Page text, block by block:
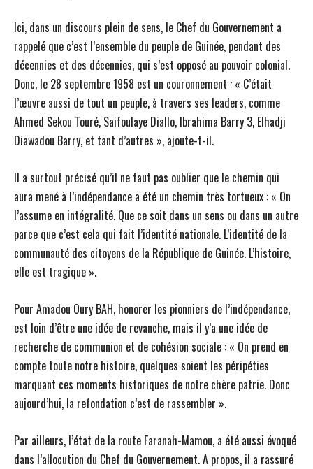
Ici, dans un discours plein de sens, le Chef du Gouvernement a
rappelé que c’est l’ensemble du peuple de Guinée, pendant des
décennies et des décennies, qui s’est opposé au pouvoir colonial.
Donc, le 28 septembre 1958 est un couronnement : « C’était
l’œuvre aussi de tout un peuple, à travers ses leaders, comme
Ahmed Sekou Touré, Saifoulaye Diallo, Ibrahima Barry 3, Elhadji
Diawadou Barry, et tant d’autres », ajoute-t-il.
Il a surtout précisé qu’il ne faut pas oublier que le chemin qui
aura mené à l’indépendance a été un chemin très tortueux : « On
l’assume en intégralité. Que ce soit dans un sens ou dans un autre
parce que c’est cela qui fait l’identité nationale. L’identité de la
communauté des citoyens de la République de Guinée. L’histoire,
elle est tragique ».
Pour Amadou Oury BAH, honorer les pionniers de l’indépendance,
est loin d’être une idée de revanche, mais il y’a une idée de
recherche de communion et de cohésion sociale : « On prend en
compte toute notre histoire, quelques soient les péripéties
marquant ces moments historiques de notre chère patrie. Donc
aujourd’hui, la refondation c’est de rassembler ».
Par ailleurs, l’état de la route Faranah-Mamou, a été aussi évoqué
dans l’allocution du Chef du Gouvernement. A propos, il a rassuré